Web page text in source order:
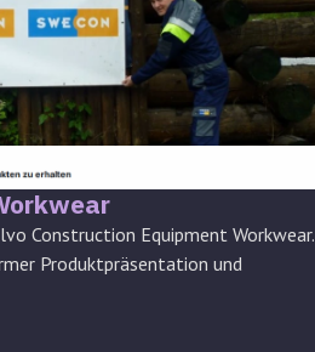
Construction Equipment Workwear.
Produktpräsentation und